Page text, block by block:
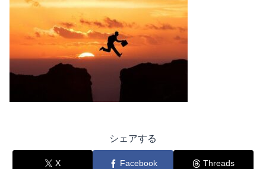
シェアする
X Facebook Threads